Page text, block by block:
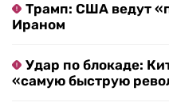
Трамп: США ведут
Ираном
Удар по блокаде:
«самую быструю